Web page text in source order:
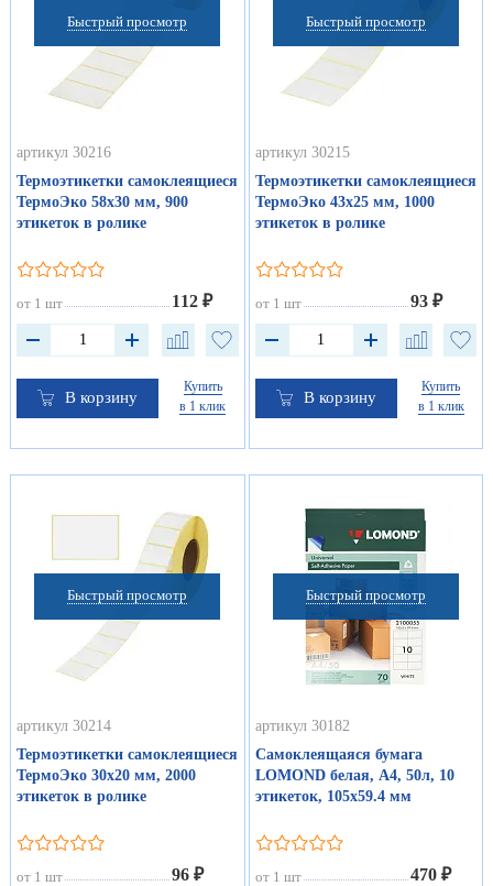
Быстрый просмотр
артикул 30216
Термоэтикетки самоклеящиеся
ТермоЭко 58х30 мм, 900
этикеток в ролике
от 1 шт 112 ₽
В корзину
Купить
в 1 клик
Быстрый просмотр
артикул 30215
Термоэтикетки самоклеящиеся
ТермоЭко 43х25 мм, 1000
этикеток в ролике
от 1 шт 93 ₽
В корзину
Купить
в 1 клик
Быстрый просмотр
артикул 30214
Термоэтикетки самоклеящиеся
ТермоЭко 30х20 мм, 2000
этикеток в ролике
от 1 шт 96 ₽
Быстрый просмотр
артикул 30182
Самоклеящаяся бумага
LOMOND белая, А4, 50л, 10
этикеток, 105х59.4 мм
от 1 шт 470 ₽